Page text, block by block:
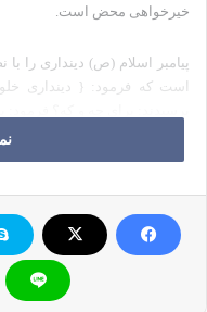
خیرخواهی محض است.
پیامبر اسلام (ص) دینداری را
است که فرمود: { دینداری
پیشوایان مسلمین و عموم
زکات و نصیحت کردن هر
اگر ادعا می کنیم که دوستان